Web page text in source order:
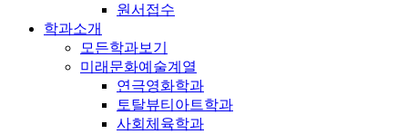
원서접수
학과소개
모든학과보기
미래문화예술계열
연극영화학과
토탈뷰티아트학과
사회체육학과